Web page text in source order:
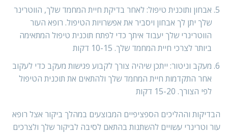
אבחון ותוכנית טיפול: לאחר בדיקת חיית המחמד שלך, הווטרינר
שלך יתן לך אבחון ויסביר את אפשרויות הטיפול. רופא העור
הווטרינרי שלך יעבוד איתך כדי לפתח תוכנית טיפול המתאימה
ביותר לצרכי חיית המחמד שלך. 10-15 דקות
מעקב וניטור: ייתכן שיהיה צורך לקבוע פגישות מעקב כדי לעקוב
אחר התקדמות חיית המחמד שלך ולהתאים את תוכנית הטיפול
לפי הצורך. 15-20 דקות
הבדיקות וההליכים הספציפיים המבוצעים במהלך ביקור אצל רופא
עור וטרינרי עשויים להשתנות בהתאם לסיבה לביקור שלך ולצרכים